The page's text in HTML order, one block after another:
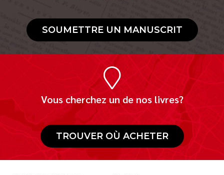
SOUMETTRE UN MANUSCRIT
Vous cherchez un de nos livres?
TROUVER OÙ ACHETER